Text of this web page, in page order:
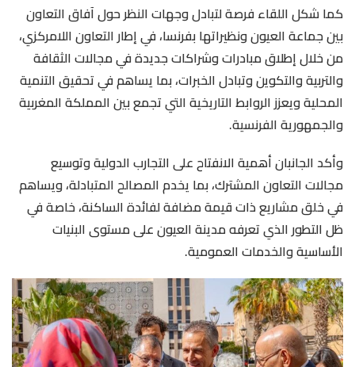
كما شكل اللقاء فرصة لتبادل وجهات النظر حول آفاق التعاون
بين جماعة العيون ونظيراتها بفرنسا، في إطار التعاون اللامركزي،
من خلال إطلاق مبادرات وشراكات جديدة في مجالات الثقافة
والتربية والتكوين وتبادل الخبرات، بما يساهم في تحقيق التنمية
المحلية ويعزز الروابط التاريخية التي تجمع بين المملكة المغربية
والجمهورية الفرنسية.
وأكد الجانبان أهمية الانفتاح على التجارب الدولية وتوسيع
مجالات التعاون المشترك، بما يخدم المصالح المتبادلة، ويساهم
في خلق مشاريع ذات قيمة مضافة لفائدة الساكنة، خاصة في
ظل التطور الذي تعرفه مدينة العيون على مستوى البنيات
الأساسية والخدمات العمومية.